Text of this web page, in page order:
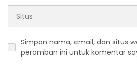
Simpan nama, email, dan situs
peramban ini untuk komentar